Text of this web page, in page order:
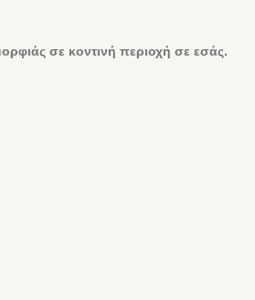
σε κοντινή περιοχή σε εσάς.